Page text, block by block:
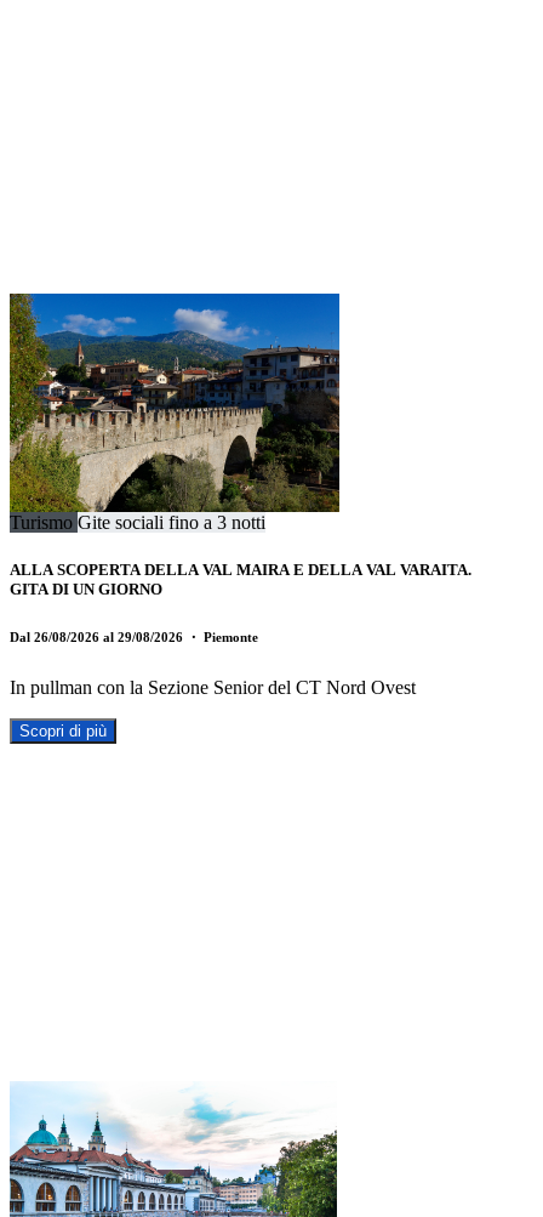
Turismo Gite sociali fino a 3 notti
ALLA SCOPERTA DELLA VAL MAIRA E DELLA VAL VARAITA.
GITA DI UN GIORNO
Dal 26/08/2026 al 29/08/2026 ・ Piemonte
In pullman con la Sezione Senior del CT Nord Ovest
Scopri di più